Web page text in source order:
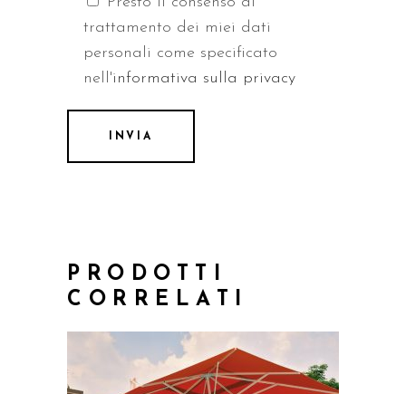
trattamento dei miei dati
personali come specificato
nell'informativa sulla privacy
PRODOTTI
CORRELATI